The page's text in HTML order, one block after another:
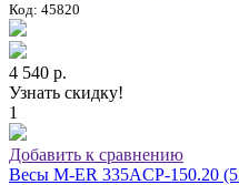
Код: 45820
4 540 р.
Узнать скидку!
1
Добавить к сравнению
Весы M-ER 335ACP-150.20